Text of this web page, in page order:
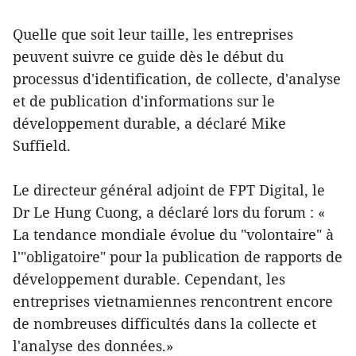
Quelle que soit leur taille, les entreprises
peuvent suivre ce guide dès le début du
processus d'identification, de collecte, d'analyse
et de publication d'informations sur le
développement durable, a déclaré Mike
Suffield.
Le directeur général adjoint de FPT Digital, le
Dr Le Hung Cuong, a déclaré lors du forum : «
La tendance mondiale évolue du "volontaire" à
l'"obligatoire" pour la publication de rapports de
développement durable. Cependant, les
entreprises vietnamiennes rencontrent encore
de nombreuses difficultés dans la collecte et
l'analyse des données.»